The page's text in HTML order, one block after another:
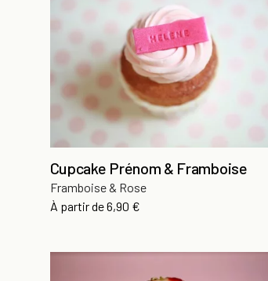
Cupcake Prénom & Framboise
Framboise & Rose
À partir dePrix
6,90 €